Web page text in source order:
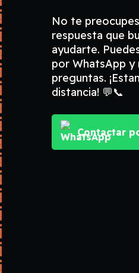
No te
respuesta que
ayudarte.
por WhatsApp
preguntas.
distancia! 💬📞
Contactar